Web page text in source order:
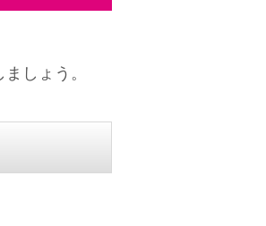
しょう。